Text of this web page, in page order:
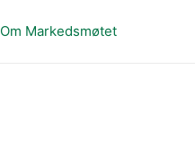
Om Markedsmøtet